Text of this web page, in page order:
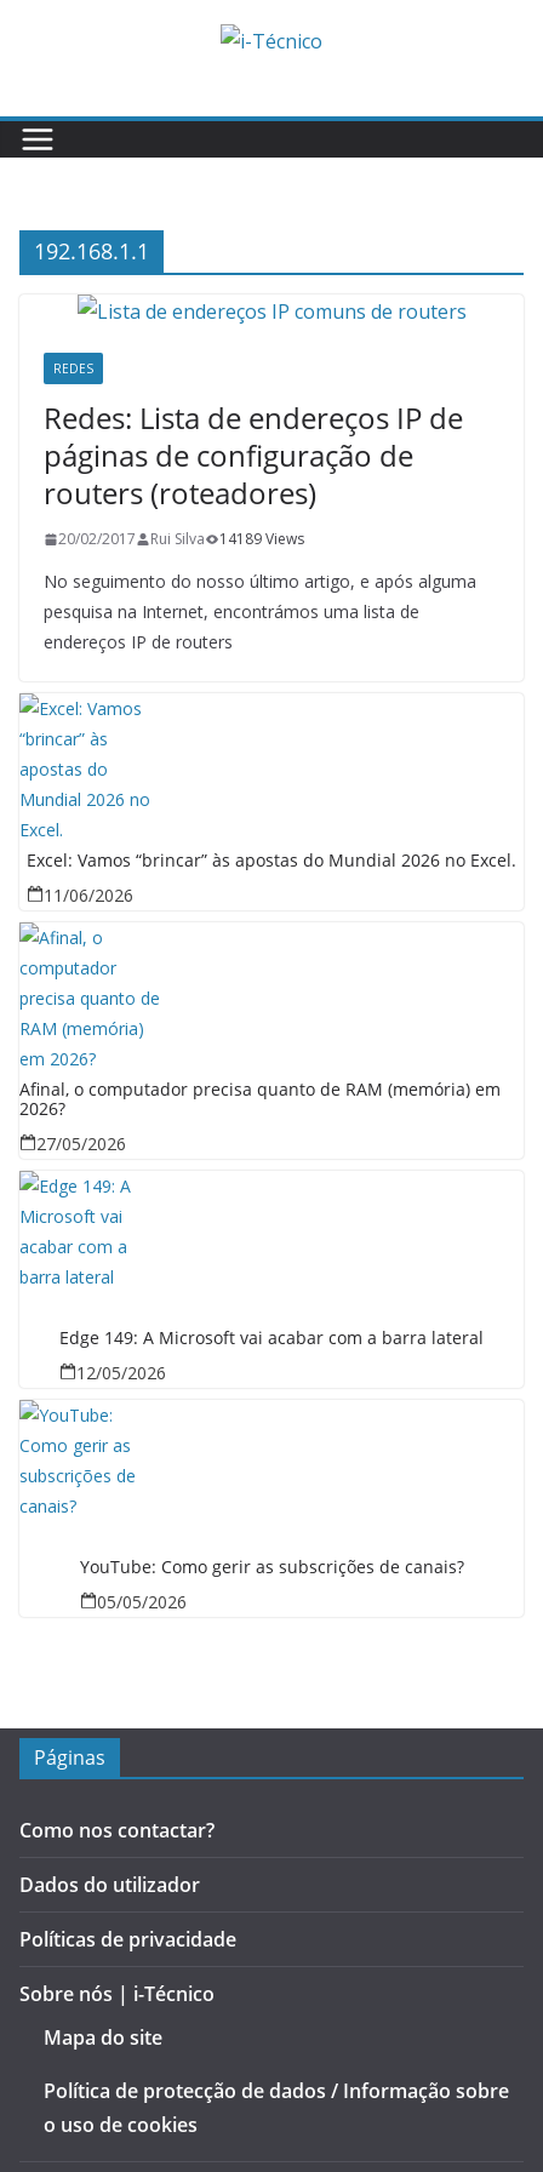
192.168.1.1
REDES
Redes: Lista de endereços IP de
páginas de configuração de
routers (roteadores)
20/02/2017 Rui Silva 14189 Views
No seguimento do nosso último artigo, e após alguma
pesquisa na Internet, encontrámos uma lista de
endereços IP de routers
Excel: Vamos “brincar” às apostas do Mundial 2026 no Excel.
11/06/2026
Afinal, o computador precisa quanto de RAM (memória) em
2026?
27/05/2026
Edge 149: A Microsoft vai acabar com a barra lateral
12/05/2026
YouTube: Como gerir as subscrições de canais?
05/05/2026
Páginas
Como nos contactar?
Dados do utilizador
Políticas de privacidade
Sobre nós | i-Técnico
Mapa do site
Política de protecção de dados / Informação sobre
o uso de cookies